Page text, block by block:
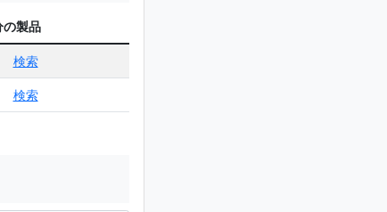
の製品
検索
検索